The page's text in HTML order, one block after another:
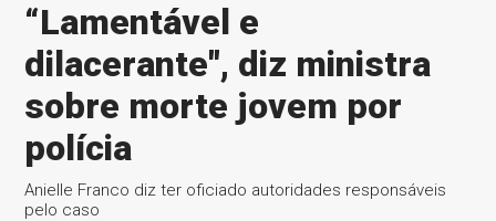
“Lamentável e
dilacerante", diz ministra
sobre morte jovem por
polícia
Anielle Franco diz ter oficiado autoridades responsáveis
pelo caso